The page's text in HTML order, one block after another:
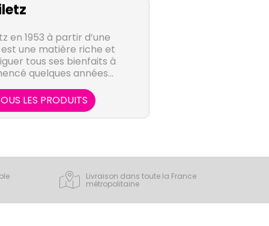
en 1953 à partir d’une
une matière riche et
tous ses bienfaits à
quelques années
et salvateurs de
elle soigne les
illite qu’elle peut
très important.
LES PRODUITS
Livraison dans toute la France
métropolitaine